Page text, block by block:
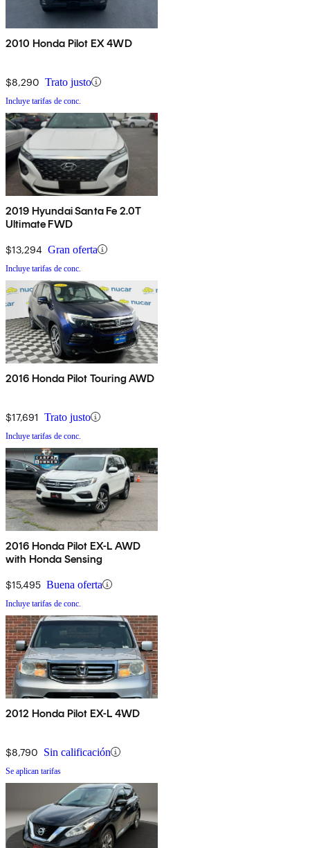
2010 Honda Pilot EX 4WD
$8,290 Trato justo
Incluye tarifas de conc.
2019 Hyundai Santa Fe 2.0T
Ultimate FWD
$13,294 Gran oferta
Incluye tarifas de conc.
2016 Honda Pilot Touring AWD
$17,691 Trato justo
Incluye tarifas de conc.
2016 Honda Pilot EX-L AWD
with Honda Sensing
$15,495 Buena oferta
Incluye tarifas de conc.
2012 Honda Pilot EX-L 4WD
$8,790 Sin calificación
Se aplican tarifas